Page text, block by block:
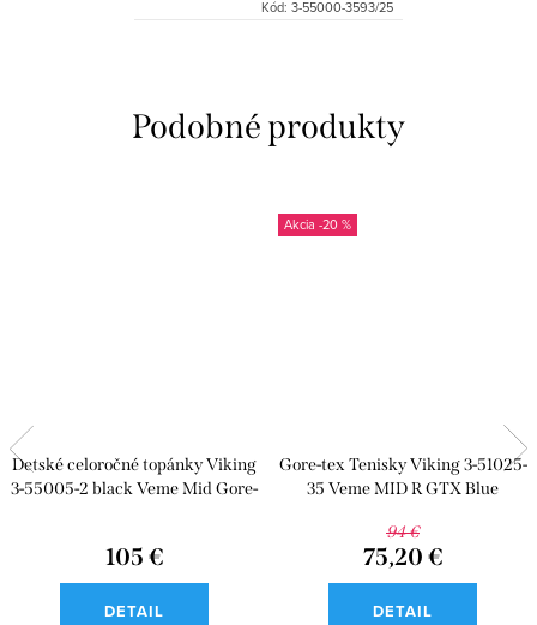
Kód: 3-55000-3593/25
Detské celoročné topánky Viking
3-55005-2 black Veme Mid Gore-
105 €
DETAIL
-20 %
Gore-tex Tenisky Viking 3-51025-
35 Veme MID R GTX Blue
94 €
75,20 €
DETAIL